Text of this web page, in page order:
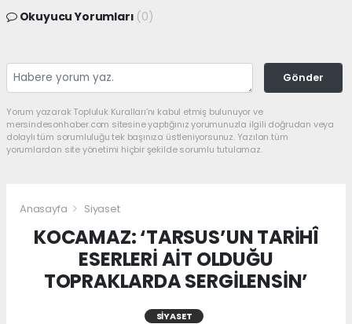
Okuyucu Yorumları (0)
Gönder
Yorum yazarak Topluluk Kuralları’nı kabul etmiş bulunuyor ve
mersindesonhaber.com sitesine yaptığınız yorumunuzla ilgili doğrudan veya
dolaylı tüm sorumluluğu tek başınıza üstleniyorsunuz. Yazılan tüm
yorumlardan site yönetimi hiçbir şekilde sorumlu tutulamaz.
Anasayfa Siyaset
KOCAMAZ: ‘TARSUS’UN TARİHÎ
ESERLERİ AİT OLDUĞU
TOPRAKLARDA SERGİLENSİN’
SIYASET